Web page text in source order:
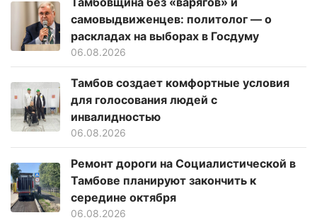
самовыдвиженцев: политолог — о
раскладах на выборах в Госдуму
06.08.2026
Тамбов создает комфортные условия
для голосования людей с
инвалидностью
06.08.2026
Ремонт дороги на Социалистической в
Тамбове планируют закончить к
середине октября
06.08.2026